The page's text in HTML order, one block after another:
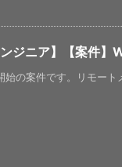
ンジニア】【案件
始の案件です。リモー